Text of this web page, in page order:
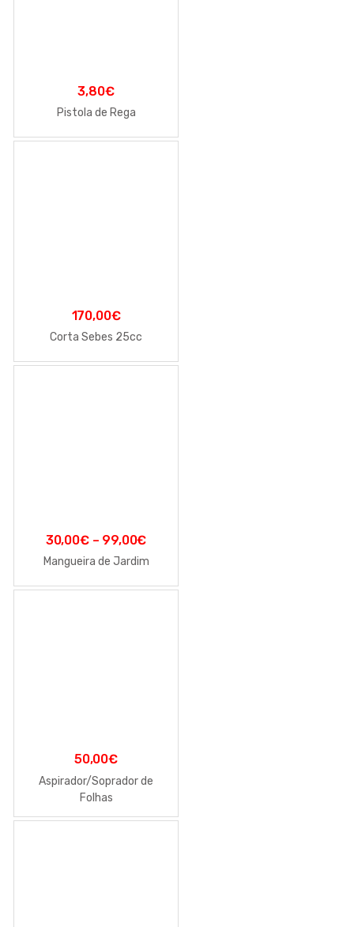
3,80€
Pistola de Rega
170,00€
Corta Sebes 25cc
30,00€– 99,00€
Mangueira de Jardim
50,00€
Aspirador/Soprador de
Folhas